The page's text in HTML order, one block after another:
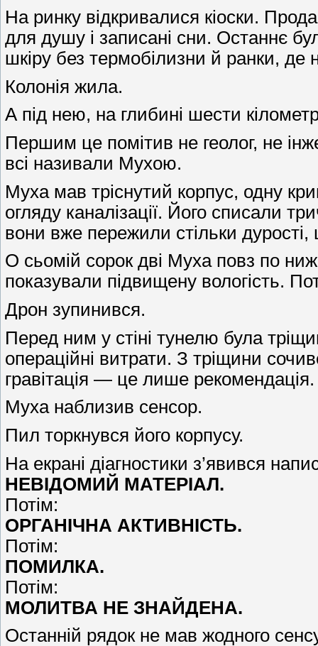
На ринку відкривалися кіоски.
для душу і записані сни. Останнє
шкіру без термобілизни й ранки, де
Колонія жила.
А під нею, на глибині шести
Першим це помітив не геолог, не
всі називали Мухою.
Муха мав тріснутий корпус, одну
огляду каналізації. Його списали
вони вже пережили стільки
О сьомій сорок дві Муха повз по
показували підвищену вологість.
Дрон зупинився.
Перед ним у стіні тунелю була
операційні витрати. З тріщини
гравітація — це лише рекомендація.
Муха наблизив сенсор.
Пил торкнувся його корпусу.
На екрані діагностики з’явився
НЕВІДОМИЙ МАТЕРІАЛ.
Потім:
ОРГАНІЧНА АКТИВНІСТЬ.
Потім:
ПОМИЛКА.
Потім:
МОЛИТВА НЕ ЗНАЙДЕНА.
Останній рядок не мав жодного